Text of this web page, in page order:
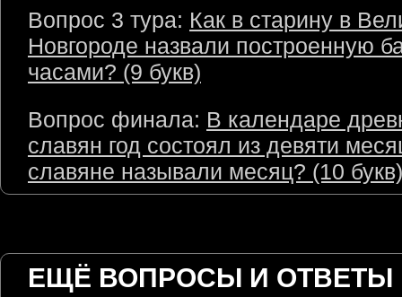
Вопрос 3 тура: Как в старину в
Новгороде назвали построенную
часами? (9 букв)
Вопрос финала: В календаре
славян год состоял из девяти
славяне называли месяц? (10 букв)
ЕЩЁ ВОПРОСЫ И ОТВЕТЫ